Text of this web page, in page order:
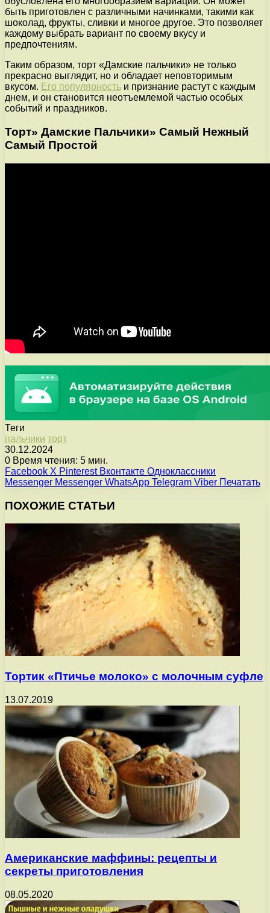
быть приготовлен с различными начинками, такими как
шоколад, фрукты, сливки и многое другое. Это позволяет
каждому выбрать вариант по своему вкусу и
предпочтениям.
Таким образом, торт «Дамские пальчики» не только
прекрасно выглядит, но и обладает неповторимым
вкусом. Его популярность и признание растут с каждым
днем, и он становится неотъемлемой частью особых
событий и праздников.
Торт» Дамские Пальчики» Самый Нежный
Самый Простой
Теги
пальчики торт
30.12.2024
0 Время чтения: 5 мин.
Facebook X Pinterest Вконтакте Одноклассники
Messenger Messenger WhatsApp Telegram Viber Печатать
ПОХОЖИЕ СТАТЬИ
Тортик «Птичье молоко» с молочным суфле
13.07.2019
Американские маффины: рецепты и
секреты приготовления
08.05.2020